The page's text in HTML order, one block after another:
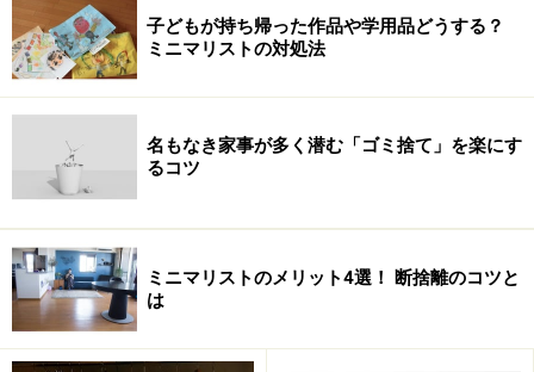
子どもが持ち帰った作品や学用品どうする？
ミニマリストの対処法
名もなき家事が多く潜む「ゴミ捨て」を楽にす
るコツ
ミニマリストのメリット4選！ 断捨離のコツと
は